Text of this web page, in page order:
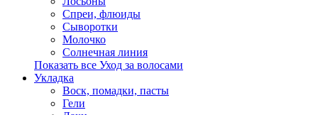
Спреи, флюиды
Сыворотки
Молочко
Солнечная линия
Показать все Уход за волосами
Укладка
Воск, помадки, пасты
Гели